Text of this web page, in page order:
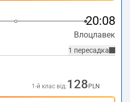
20:08
Влоцлавек
1 пересадка
1-й клас від: 128 PLN